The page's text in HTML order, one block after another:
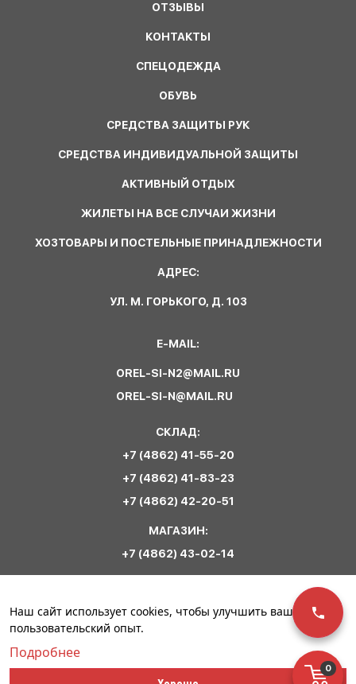
0
ОТЗЫВЫ
КОНТАКТЫ
СПЕЦОДЕЖДА
ОБУВЬ
СРЕДСТВА ЗАЩИТЫ РУК
СРЕДСТВА ИНДИВИДУАЛЬНОЙ ЗАЩИТЫ
АКТИВНЫЙ ОТДЫХ
ЖИЛЕТЫ НА ВСЕ СЛУЧАИ ЖИЗНИ
ХОЗТОВАРЫ И ПОСТЕЛЬНЫЕ ПРИНАДЛЕЖНОСТИ
АДРЕС:
УЛ. М. ГОРЬКОГО, Д. 103
E-MAIL:
OREL-SI-N2@MAIL.RU
OREL-SI-N@MAIL.RU
СКЛАД:
+7 (4862) 41-55-20
+7 (4862) 41-83-23
+7 (4862) 42-20-51
МАГАЗИН:
+7 (4862) 43-02-14
Обратная связь
Политика Разработка сайта –
Наш сайт использует cookies, чтобы улучшить ваш
пользовательский опыт.
Подробнее